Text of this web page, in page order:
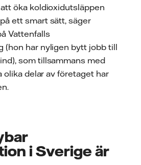
öka koldioxidutsläppen
ett smart sätt, säger
Vattenfalls
(hon har nyligen bytt jobb till
som tillsammans med
olika delar av företaget har
i Sverige är